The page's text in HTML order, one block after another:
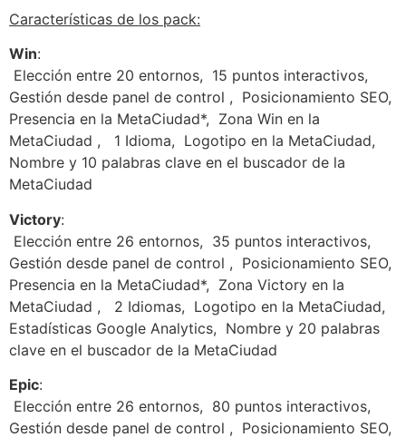
Características de los pack:
Win:
Elección entre 20 entornos, 15 puntos interactivos,
Gestión desde panel de control , Posicionamiento SEO,
Presencia en la MetaCiudad*, Zona Win en la
MetaCiudad ,
1 Idioma, Logotipo en la MetaCiudad,
Nombre y 10 palabras clave en el buscador de la
MetaCiudad
Victory:
Elección entre 26 entornos, 35 puntos interactivos,
Gestión desde panel de control , Posicionamiento SEO,
Presencia en la MetaCiudad*, Zona Victory en la
MetaCiudad ,
2 Idiomas, Logotipo en la MetaCiudad,
Estadísticas Google Analytics, Nombre y 20 palabras
clave en el buscador de la MetaCiudad
Epic:
Elección entre 26 entornos, 80 puntos interactivos,
Gestión desde panel de control , Posicionamiento SEO,